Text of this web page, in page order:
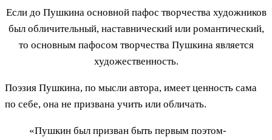
Если до Пушкина основной пафос творчества художников
был обличительный, наставнический или романтический,
то основным пафосом творчества Пушкина является
художественность.
Поэзия Пушкина, по мысли автора, имеет ценность сама
по себе, она не призвана учить или обличать.
«Пушкин был призван быть первым поэтом-